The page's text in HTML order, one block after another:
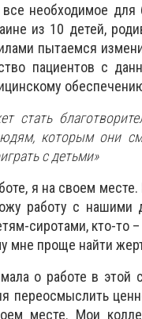
необходимое для
из 10 детей,
пытаемся
пациентов с
стать
которым они
с детьми»
я на своем
работу с нашими
сиротами, кто-то
мне проще найти
о работе в этой
переосмыслить
месте. Мои